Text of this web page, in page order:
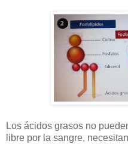
Los ácidos grasos no
libre por la sangre,